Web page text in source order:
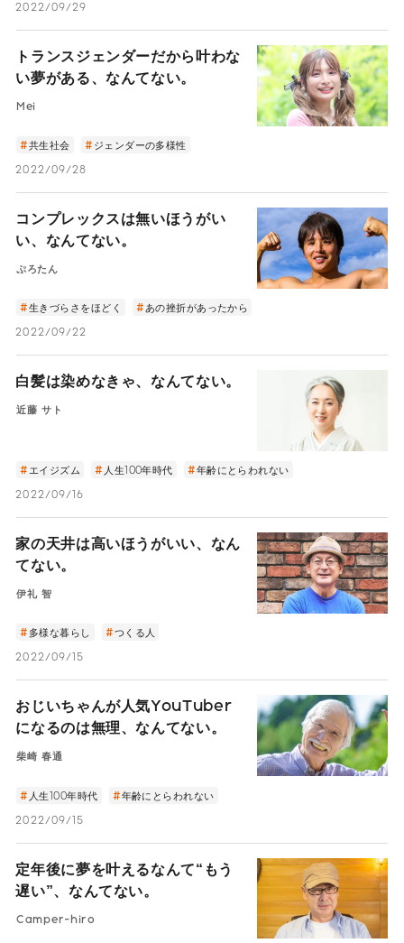
2022/09/29
トランスジェンダーだから叶わな
い夢がある、なんてない。
Mei
共生社会 ジェンダーの多様性
2022/09/28
コンプレックスは無いほうがい
い、なんてない。
ぷろたん
生きづらさをほどく あの挫折があったから
2022/09/22
白髪は染めなきゃ、なんてない。
近藤 サト
エイジズム 人生100年時代 年齢にとらわれない
2022/09/16
家の天井は高いほうがいい、なん
てない。
伊礼 智
多様な暮らし つくる人
2022/09/15
おじいちゃんが人気YouTuber
になるのは無理、なんてない。
柴崎 春通
人生100年時代 年齢にとらわれない
2022/09/15
定年後に夢を叶えるなんて“もう
遅い”、なんてない。
Camper-hiro